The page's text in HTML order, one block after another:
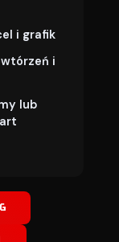
i grafik
i
lub